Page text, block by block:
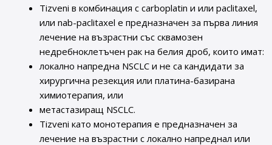
Tizveni в комбинация с carboplatin и или paclitaxel,
или nab-paclitaxel е предназначен за първа линия
лечение на възрастни със сквамозен
недребноклетъчен рак на белия дроб, които имат:
локално напредна NSCLC и не са кандидати за
хирургична резекция или платина-базирана
химиотерапия, или
метастазиращ NSCLC.
Tizveni като монотерапия е предназначен за
лечение на възрастни с локално напреднал или